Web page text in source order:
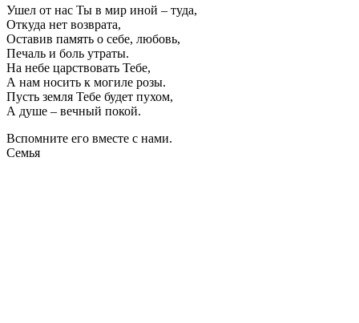
Ушел от нас Ты в мир иной – туда,
Откуда нет возврата,
Оставив память о себе, любовь,
Печаль и боль утраты.
На небе царствовать Тебе,
А нам носить к могиле розы.
Пусть земля Тебе будет пухом,
А душе – вечный покой.
Вспомните его вместе с нами.
Семья